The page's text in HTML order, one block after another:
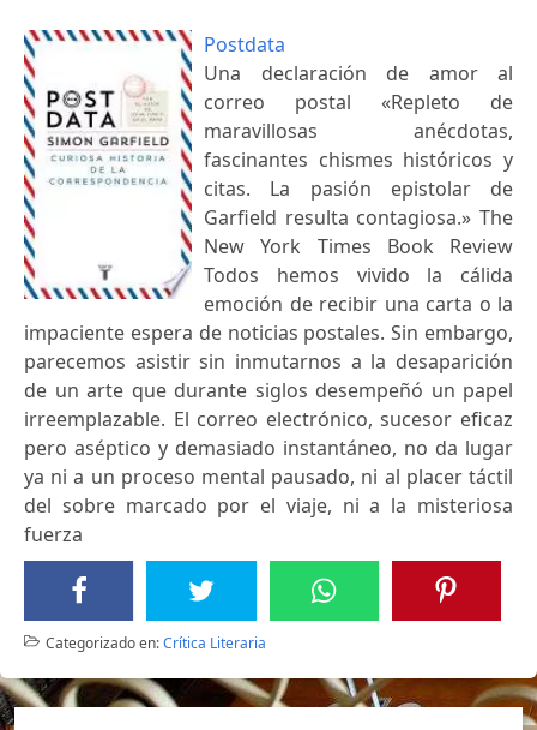
Postdata
Una declaración de amor al
correo postal «Repleto de
maravillosas anécdotas,
fascinantes chismes históricos y
citas. La pasión epistolar de
Garfield resulta contagiosa.» The
New York Times Book Review
Todos hemos vivido la cálida
emoción de recibir una carta o la
impaciente espera de noticias postales. Sin embargo,
parecemos asistir sin inmutarnos a la desaparición
de un arte que durante siglos desempeñó un papel
irreemplazable. El correo electrónico, sucesor eficaz
pero aséptico y demasiado instantáneo, no da lugar
ya ni a un proceso mental pausado, ni al placer táctil
del sobre marcado por el viaje, ni a la misteriosa
fuerza
Categorizado en:Crítica Literaria